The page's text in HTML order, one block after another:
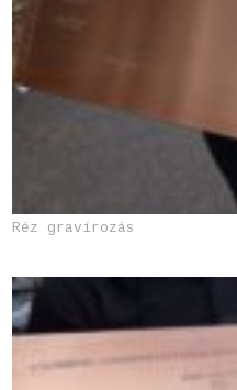
Réz gravírozás